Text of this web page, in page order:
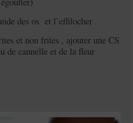
des os et l’effilocher .
et non frites , ajouter une CS
de cannelle et de la fleur